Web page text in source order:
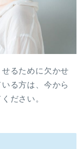
るために欠かせ
る方は、今から
ださい。